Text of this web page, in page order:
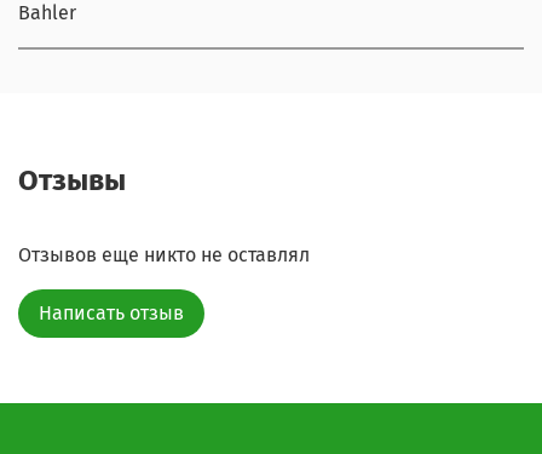
Bahler
Отзывы
Отзывов еще никто не оставлял
Написать отзыв